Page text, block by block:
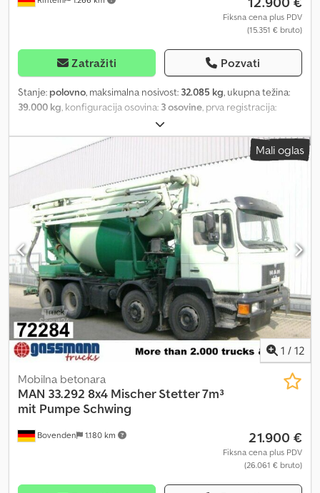
Fiksna cena plus PDV
(15.351 € bruto)
Zatražiti Pozvati
Stanje: polovno, maksimalna nosivost: 32.085 kg, ukupna težina:
39.000 kg, konfiguracija osovina: 3 osovine, prva registracija:
, Nemačko vozilo, klapna sa njihalom, žitni
slajder, platforma, BPW doboš kočnice. Više informacija putem
telefona. Christian Dodpfx Asw Hin Djgkjkr
Mali oglas
1 / 12
Bovenden 1.180 km
Mobilna betonara
MAN 33.292 8x4 Mischer Stetter 7m³
mit Pumpe Schwing
21.900 €
Fiksna cena plus PDV
(26.061 € bruto)